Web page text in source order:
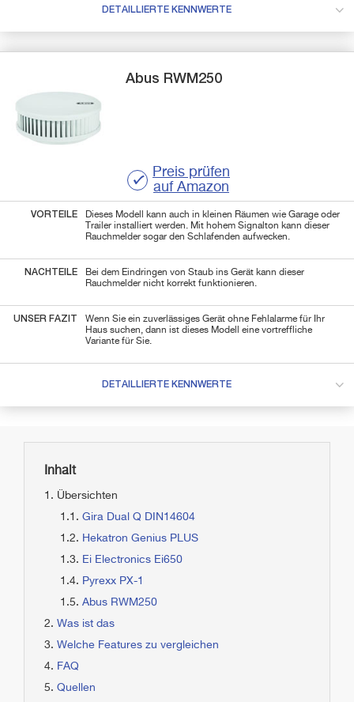
DETAILLIERTE KENNWERTE
Abus RWM250
Preis prüfen
auf Amazon
VORTEILE
Dieses Modell kann auch in kleinen Räumen wie Garage oder
Trailer installiert werden. Mit hohem Signalton kann dieser
Rauchmelder sogar den Schlafenden aufwecken.
NACHTEILE
Bei dem Eindringen von Staub ins Gerät kann dieser
Rauchmelder nicht korrekt funktionieren.
UNSER FAZIT
Wenn Sie ein zuverlässiges Gerät ohne Fehlalarme für Ihr
Haus suchen, dann ist dieses Modell eine vortreffliche
Variante für Sie.
DETAILLIERTE KENNWERTE
Inhalt
Übersichten
Gira Dual Q DIN14604
Hekatron Genius PLUS
Ei Electronics Ei650
Pyrexx PX-1
Abus RWM250
Was ist das
Welche Features zu vergleichen
FAQ
Quellen